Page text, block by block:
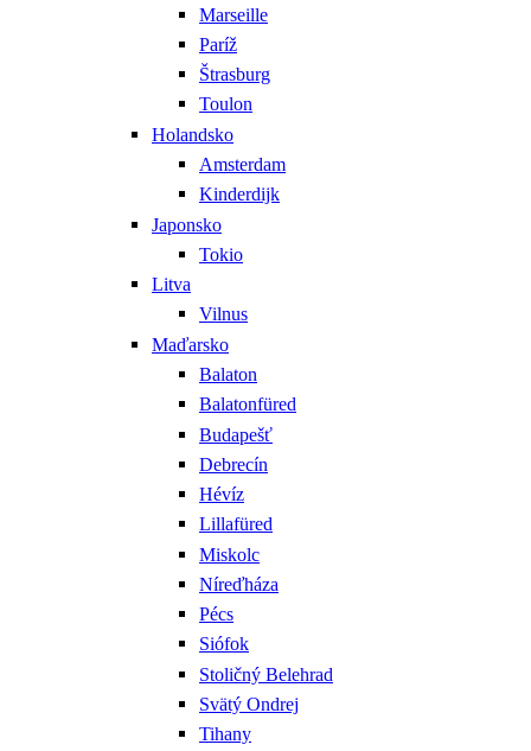
Marseille
Paríž
Štrasburg
Toulon
Holandsko
Amsterdam
Kinderdijk
Japonsko
Tokio
Litva
Vilnus
Maďarsko
Balaton
Balatonfüred
Budapešť
Debrecín
Hévíz
Lillafüred
Miskolc
Níreďháza
Pécs
Siófok
Stoličný Belehrad
Svätý Ondrej
Tihany